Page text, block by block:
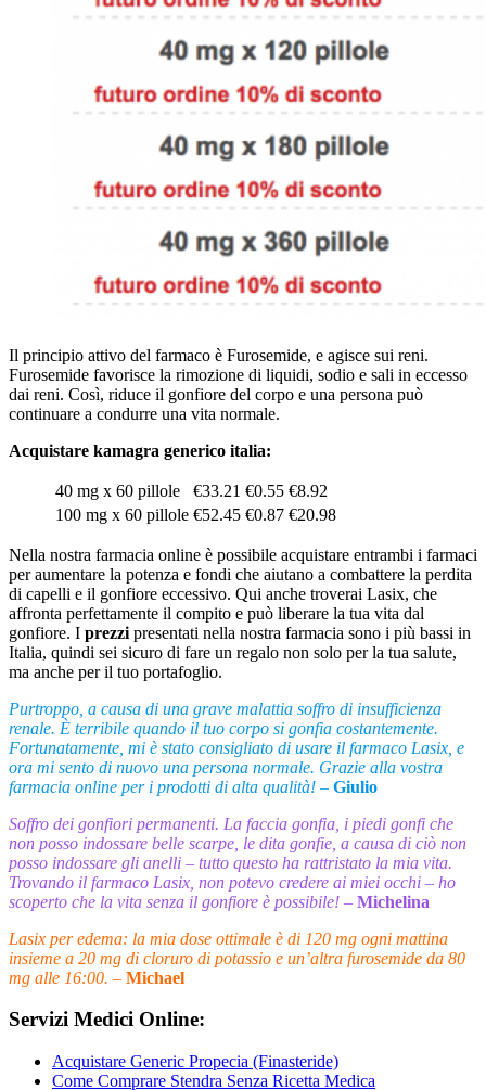
Il principio attivo del farmaco è Furosemide, e agisce sui reni.
Furosemide favorisce la rimozione di liquidi, sodio e sali in eccesso
dai reni. Così, riduce il gonfiore del corpo e una persona può
continuare a condurre una vita normale.
Acquistare kamagra generico italia:
40 mg x 60 pillole €33.21 €0.55 €8.92
100 mg x 60 pillole €52.45 €0.87 €20.98
Nella nostra farmacia online è possibile acquistare entrambi i farmaci
per aumentare la potenza e fondi che aiutano a combattere la perdita
di capelli e il gonfiore eccessivo. Qui anche troverai Lasix, che
affronta perfettamente il compito e può liberare la tua vita dal
gonfiore. I prezzi presentati nella nostra farmacia sono i più bassi in
Italia, quindi sei sicuro di fare un regalo non solo per la tua salute,
ma anche per il tuo portafoglio.
Purtroppo, a causa di una grave malattia soffro di insufficienza
renale. È terribile quando il tuo corpo si gonfia costantemente.
Fortunatamente, mi è stato consigliato di usare il farmaco Lasix, e
ora mi sento di nuovo una persona normale. Grazie alla vostra
farmacia online per i prodotti di alta qualità! – Giulio
Soffro dei gonfiori permanenti. La faccia gonfia, i piedi gonfi che
non posso indossare belle scarpe, le dita gonfie, a causa di ciò non
posso indossare gli anelli – tutto questo ha rattristato la mia vita.
Trovando il farmaco Lasix, non potevo credere ai miei occhi – ho
scoperto che la vita senza il gonfiore è possibile! – Michelina
Lasix per edema: la mia dose ottimale è di 120 mg ogni mattina
insieme a 20 mg di cloruro di potassio e un’altra furosemide da 80
mg alle 16:00. – Michael
Servizi Medici Online:
Acquistare Generic Propecia (Finasteride)
Come Comprare Stendra Senza Ricetta Medica